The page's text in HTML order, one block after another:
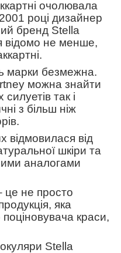
очолювала
році дизайнер
бренд Stella
відомо не менше,
марки безмежна.
можна знайти
так і
з більш ніж
відмовилася від
шкіри та
аналогами
це не просто
яка
краси,
Stella